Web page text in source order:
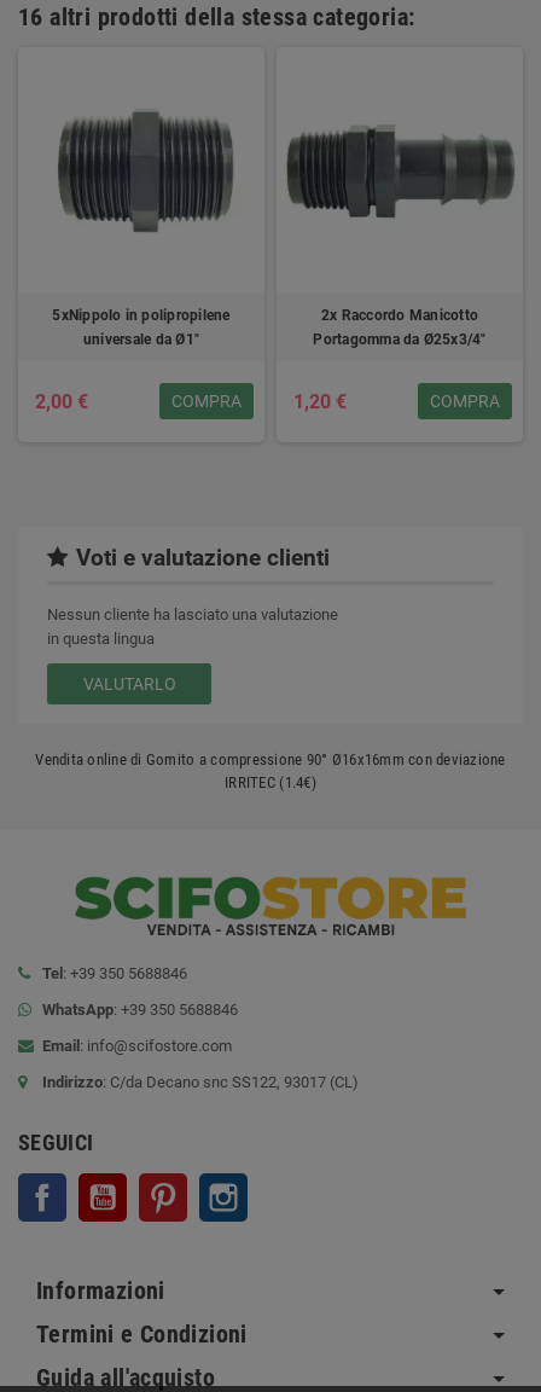
16 altri prodotti della stessa categoria:
5xNippolo in polipropilene
universale da Ø1"
2,00 € COMPRA
2x Raccordo Manicotto
Portagomma da Ø25x3/4"
1,20 € COMPRA
Voti e valutazione clienti
Nessun cliente ha lasciato una valutazione
in questa lingua
VALUTARLO
Vendita online di Gomito a compressione 90° Ø16x16mm con deviazione
IRRITEC (1.4€)
Tel : +39 350 5688846
WhatsApp: +39 350 5688846
Email : info@scifostore.com
Indirizzo: C/da Decano snc SS122, 93017 (CL)
SEGUICI
Facebook YouTube Pinterest
Informazioni
Termini e Condizioni
Guida all'acquisto